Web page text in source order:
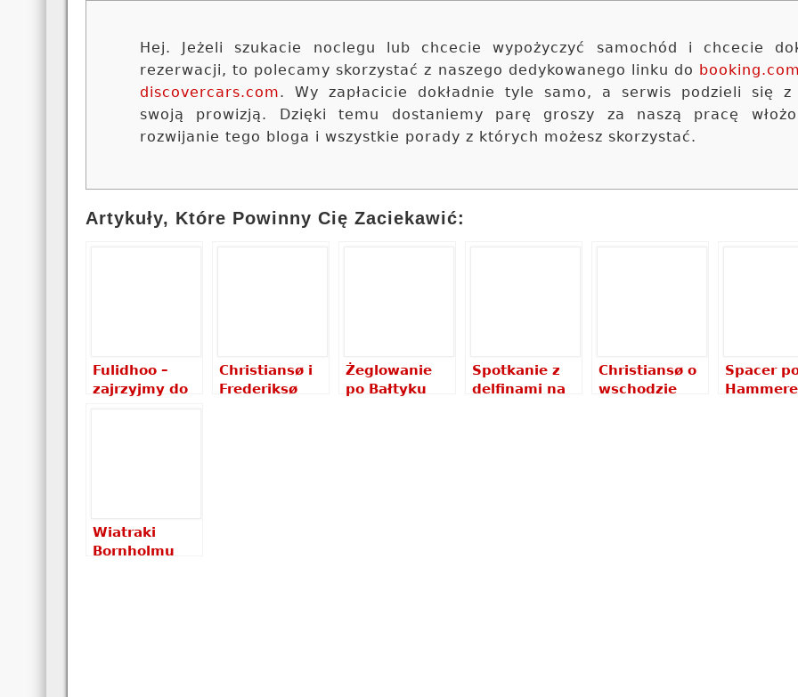
Hej. Jeżeli szukacie noclegu lub chcecie wypożyczyć samochód i chcecie
rezerwacji, to polecamy skorzystać z naszego dedykowanego linku do
discovercars.com. Wy zapłacicie dokładnie tyle samo, a serwis podzieli się z
swoją prowizją. Dzięki temu dostaniemy parę groszy za naszą pracę
rozwijanie tego bloga i wszystkie porady z których możesz skorzystać.
Artykuły, Które Powinny Cię Zaciekawić:
Fulidhoo –
zajrzyjmy do
Christiansø i
Frederiksø
Żeglowanie
po Bałtyku
Spotkanie z
delfinami na
Christiansø o
wschodzie
Spacer
Wiatraki
Bornholmu